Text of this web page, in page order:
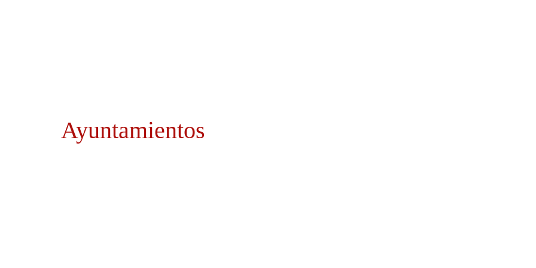
Ayuntamientos